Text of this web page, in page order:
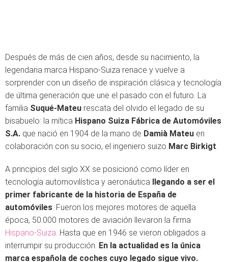
Después de más de cien años, desde su nacimiento, la
legendaria marca Hispano-Suiza renace y vuelve a
sorprender con un diseño de inspiración clásica y tecnología
de última generación que une el pasado con el futuro. La
familia Suqué-Mateu rescata del olvido el legado de su
bisabuelo: la mítica Hispano Suiza Fábrica de Automóviles
S.A. que nació en 1904 de la mano de Damià Mateu en
colaboración con su socio, el ingeniero suizo Marc Birkigt.
A principios del siglo XX se posicionó como líder en
tecnología automovilística y aeronáutica llegando a ser el
primer fabricante de la historia de España de
automóviles. Fueron los mejores motores de aquella
época, 50.000 motores de aviación llevaron la firma
Hispano-Suiza. Hasta que en 1946 se vieron obligados a
interrumpir su producción. En la actualidad es la única
marca española de coches cuyo legado sigue vivo.